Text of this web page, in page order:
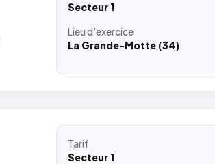
Secteur 1
Lieud'exercice
La Grande-Motte (34)
Tarif
Secteur 1